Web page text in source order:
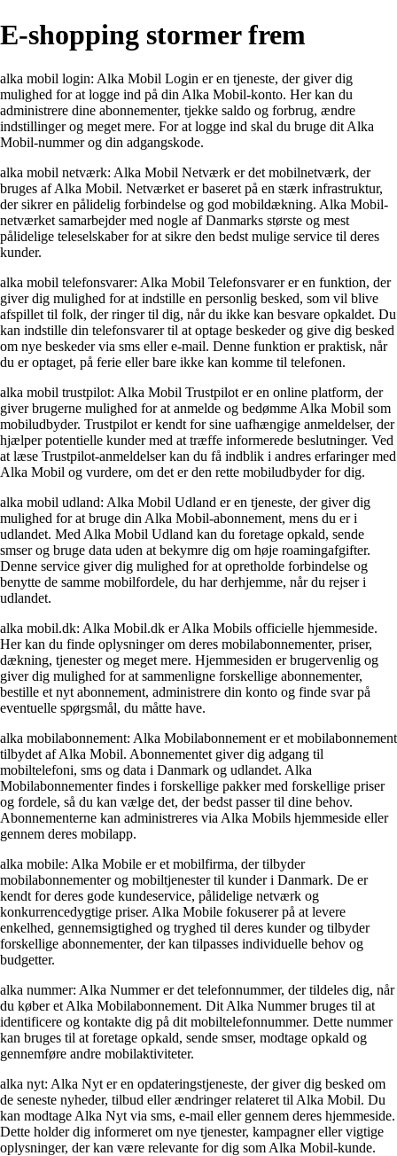
E-shopping stormer frem
alka mobil login: Alka Mobil Login er en tjeneste, der giver dig
mulighed for at logge ind på din Alka Mobil-konto. Her kan du
administrere dine abonnementer, tjekke saldo og forbrug, ændre
indstillinger og meget mere. For at logge ind skal du bruge dit Alka
Mobil-nummer og din adgangskode.
alka mobil netværk: Alka Mobil Netværk er det mobilnetværk, der
bruges af Alka Mobil. Netværket er baseret på en stærk infrastruktur,
der sikrer en pålidelig forbindelse og god mobildækning. Alka Mobil-
netværket samarbejder med nogle af Danmarks største og mest
pålidelige teleselskaber for at sikre den bedst mulige service til deres
kunder.
alka mobil telefonsvarer: Alka Mobil Telefonsvarer er en funktion, der
giver dig mulighed for at indstille en personlig besked, som vil blive
afspillet til folk, der ringer til dig, når du ikke kan besvare opkaldet. Du
kan indstille din telefonsvarer til at optage beskeder og give dig besked
om nye beskeder via sms eller e-mail. Denne funktion er praktisk, når
du er optaget, på ferie eller bare ikke kan komme til telefonen.
alka mobil trustpilot: Alka Mobil Trustpilot er en online platform, der
giver brugerne mulighed for at anmelde og bedømme Alka Mobil som
mobiludbyder. Trustpilot er kendt for sine uafhængige anmeldelser, der
hjælper potentielle kunder med at træffe informerede beslutninger. Ved
at læse Trustpilot-anmeldelser kan du få indblik i andres erfaringer med
Alka Mobil og vurdere, om det er den rette mobiludbyder for dig.
alka mobil udland: Alka Mobil Udland er en tjeneste, der giver dig
mulighed for at bruge din Alka Mobil-abonnement, mens du er i
udlandet. Med Alka Mobil Udland kan du foretage opkald, sende
smser og bruge data uden at bekymre dig om høje roamingafgifter.
Denne service giver dig mulighed for at opretholde forbindelse og
benytte de samme mobilfordele, du har derhjemme, når du rejser i
udlandet.
alka mobil.dk: Alka Mobil.dk er Alka Mobils officielle hjemmeside.
Her kan du finde oplysninger om deres mobilabonnementer, priser,
dækning, tjenester og meget mere. Hjemmesiden er brugervenlig og
giver dig mulighed for at sammenligne forskellige abonnementer,
bestille et nyt abonnement, administrere din konto og finde svar på
eventuelle spørgsmål, du måtte have.
alka mobilabonnement: Alka Mobilabonnement er et mobilabonnement
tilbydet af Alka Mobil. Abonnementet giver dig adgang til
mobiltelefoni, sms og data i Danmark og udlandet. Alka
Mobilabonnementer findes i forskellige pakker med forskellige priser
og fordele, så du kan vælge det, der bedst passer til dine behov.
Abonnementerne kan administreres via Alka Mobils hjemmeside eller
gennem deres mobilapp.
alka mobile: Alka Mobile er et mobilfirma, der tilbyder
mobilabonnementer og mobiltjenester til kunder i Danmark. De er
kendt for deres gode kundeservice, pålidelige netværk og
konkurrencedygtige priser. Alka Mobile fokuserer på at levere
enkelhed, gennemsigtighed og tryghed til deres kunder og tilbyder
forskellige abonnementer, der kan tilpasses individuelle behov og
budgetter.
alka nummer: Alka Nummer er det telefonnummer, der tildeles dig, når
du køber et Alka Mobilabonnement. Dit Alka Nummer bruges til at
identificere og kontakte dig på dit mobiltelefonnummer. Dette nummer
kan bruges til at foretage opkald, sende smser, modtage opkald og
gennemføre andre mobilaktiviteter.
alka nyt: Alka Nyt er en opdateringstjeneste, der giver dig besked om
de seneste nyheder, tilbud eller ændringer relateret til Alka Mobil. Du
kan modtage Alka Nyt via sms, e-mail eller gennem deres hjemmeside.
Dette holder dig informeret om nye tjenester, kampagner eller vigtige
oplysninger, der kan være relevante for dig som Alka Mobil-kunde.